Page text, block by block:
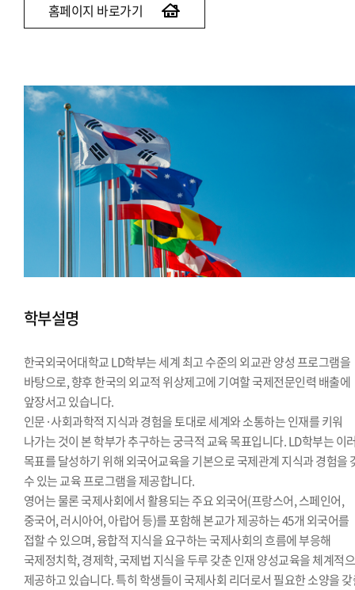
홈페이지 바로가기
학부설명
한국외국어대학교 LD학부는 세계 최고 수준의 외교관 양성 프로그램을
바탕으로, 향후 한국의 외교적 위상제고에 기여할 국제전문인력 배출에
앞장서고 있습니다.
인문·사회과학적 지식과 경험을 토대로 세계와 소통하는 인재를 키워
나가는 것이 본 학부가 추구하는 궁극적 교육 목표입니다. LD학부는 이
목표를 달성하기 위해 외국어교육을 기본으로 국제관계 지식과 경험을
수 있는 교육 프로그램을 제공합니다.
영어는 물론 국제사회에서 활용되는 주요 외국어(프랑스어, 스페인어,
중국어, 러시아어, 아랍어 등)를 포함해 본교가 제공하는 45개 외국어를
접할 수 있으며, 융합적 지식을 요구하는 국제사회의 흐름에 부응해
국제정치학, 경제학, 국제법 지식을 두루 갖춘 인재 양성교육을 체계적
제공하고 있습니다. 특히 학생들이 국제사회 리더로서 필요한 소양을